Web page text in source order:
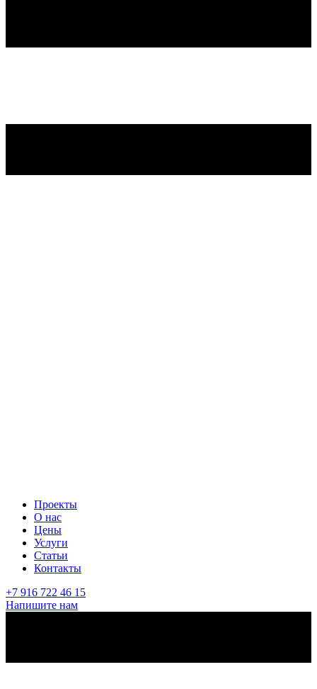
Проекты
О нас
Цены
Услуги
Статьи
Контакты
+7 916 722 46 15
Напишите нам